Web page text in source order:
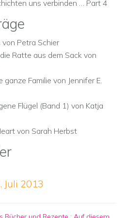
uns verbinden … Part 4
von Petra Schier
Ratte aus dem Sack von
ganze Familie von Jennifer E.
Flügel (Band 1) von Katja
von Sarah Herbst
Juli 2013